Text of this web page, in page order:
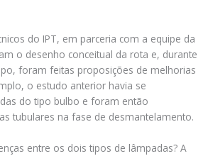
do IPT, em parceria com a equipe da
o desenho conceitual da rota e, durante
foram feitas proposições de melhorias
o estudo anterior havia se
do tipo bulbo e foram então
tubulares na fase de desmantelamento.
entre os dois tipos de lâmpadas? A